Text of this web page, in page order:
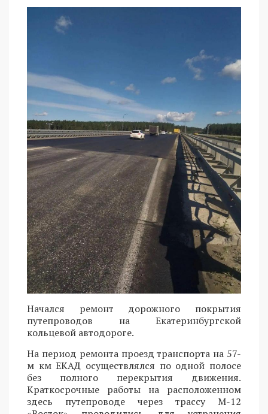
Начался ремонт дорожного покрытия
путепроводов на Екатеринбургской
кольцевой автодороге.
На период ремонта проезд транспорта на 57-
м км ЕКАД осуществлялся по одной полосе
без полного перекрытия движения.
Краткосрочные работы на расположенном
здесь путепроводе через трассу М-12